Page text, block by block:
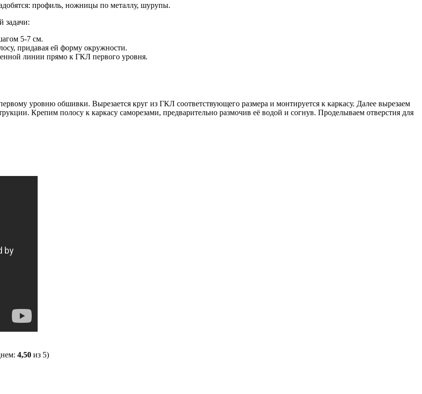
профиль, ножницы по металлу, шурупы.
задачи:
5-7 см.
придавая ей форму окружности.
линии прямо к ГКЛ первого уровня.
уровню обшивки. Вырезается круг из ГКЛ соответствующего размера и монтируется к каркасу. Далее вырезаем
Крепим полосу к каркасу саморезами, предварительно размочив её водой и согнув. Проделываем отверстия для
4,50 из 5)